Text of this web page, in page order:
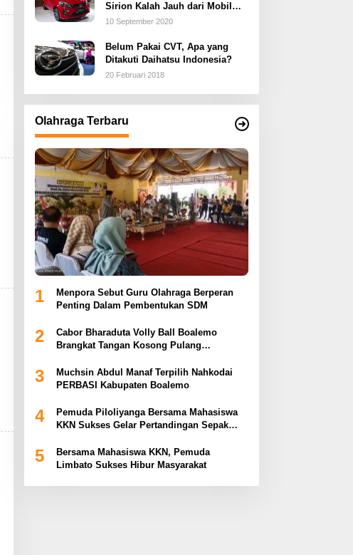
Sirion Kalah Jauh dari Mobil
LCGC
10 September 2020
Belum Pakai CVT, Apa yang
Ditakuti Daihatsu Indonesia?
20 Februari 2018
Olahraga Terbaru
1
Menpora Sebut Guru Olahraga Berperan
Penting Dalam Pembentukan SDM
2
Cabor Bharaduta Volly Ball Boalemo
Brangkat Tangan Kosong Pulang
3
Muchsin Abdul Manaf Terpilih Nahkodai
PERBASI Kabupaten Boalemo
4
Pemuda Piloliyanga Bersama Mahasiswa
KKN Sukses Gelar Pertandingan Sepak
5
Bersama Mahasiswa KKN, Pemuda
Limbato Sukses Hibur Masyarakat